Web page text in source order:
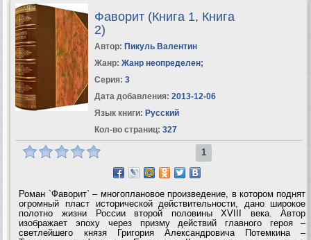
Фаворит (Книга 1, Книга
2)
Автор: Пикуль Валентин
Жанр: Жанр неопределен;
Серия: 3
Дата добавления: 2013-12-06
Язык книги: Русский
Кол-во страниц: 327
1
Роман `Фаворит` – многоплановое произведение, в котором поднят
огромный пласт исторической действительности, дано широкое
полотно жизни России второй половины XVIII века. Автор
изображает эпоху через призму действий главного героя –
светлейшего князя Григория Александровича Потемкина –